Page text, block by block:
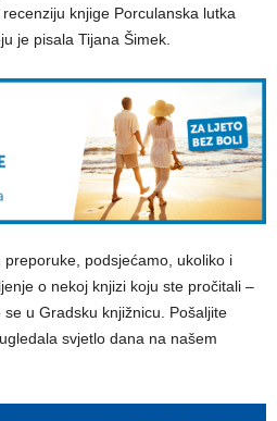
knjige Porculanska lutka
je pisala Tijana Šimek.
podsjećamo, ukoliko i
o nekoj knjizi koju ste pročitali –
u Gradsku knjižnicu. Pošaljite
svjetlo dana na našem